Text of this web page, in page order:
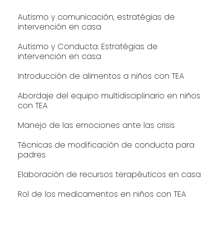
Autismo y comunicación, estratégias de
intervención en casa
Autismo y Conducta: Estratégias de
intervención en casa
Introducción de alimentos a niños con TEA
Abordaje del equipo multidisciplinario en niños
con TEA
Manejo de las emociones ante las crisis
Técnicas de modificación de conducta para
padres
Elaboración de recursos terapéuticos en casa
Rol de los medicamentos en niños con TEA